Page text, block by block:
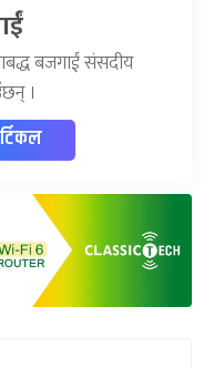
बजगाईं संसदीय
।